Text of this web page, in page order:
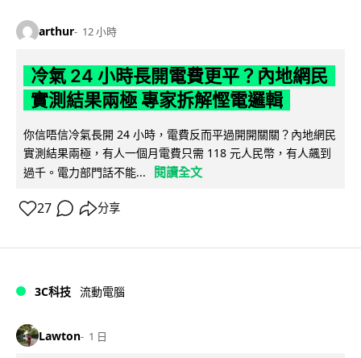
arthur 12 小時
冷氣 24 小時長開電費更平？內地網民
實測結果兩極 專家拆解慳電邏輯
你信唔信冷氣長開 24 小時，電費反而平過開開關關？內地網民
實測結果兩極，有人一個月電費只需 118 元人民幣，有人飆到
過千。電力部門話不能...
閱讀全文
27 分享
3C科技 流動電腦
Lawton 1 日